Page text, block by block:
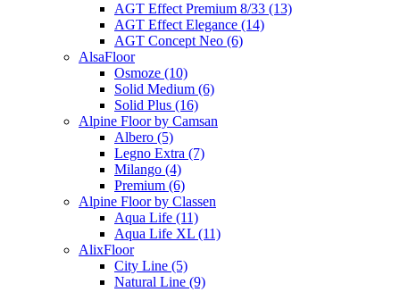
AGT Effect Premium 8/33 (13)
AGT Effect Elegance (14)
AGT Concept Neo (6)
AlsaFloor
Osmoze (10)
Solid Medium (6)
Solid Plus (16)
Alpine Floor by Camsan
Albero (5)
Legno Extra (7)
Milango (4)
Premium (6)
Alpine Floor by Classen
Aqua Life (11)
Aqua Life XL (11)
AlixFloor
City Line (5)
Natural Line (9)